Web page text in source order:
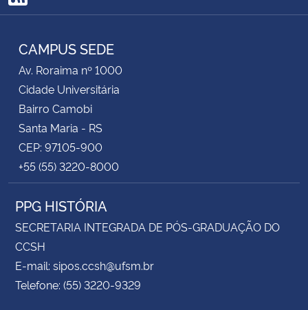
RSS
CAMPUS SEDE
Av. Roraima nº 1000
Cidade Universitária
Bairro Camobi
Santa Maria - RS
CEP: 97105-900
+55 (55) 3220-8000
PPG HISTÓRIA
SECRETARIA INTEGRADA DE PÓS-GRADUAÇÃO DO
CCSH
E-mail: sipos.ccsh@ufsm.br
Telefone: (55) 3220-9329